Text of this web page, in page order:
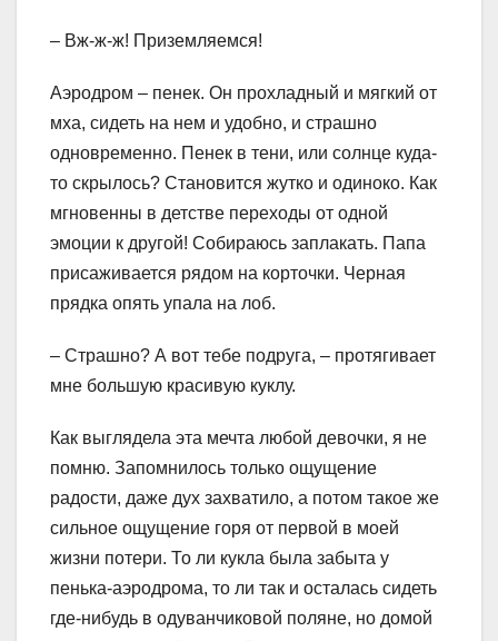
– Вж-ж-ж! Приземляемся!
Аэродром – пенек. Он прохладный и мягкий от
мха, сидеть на нем и удобно, и страшно
одновременно. Пенек в тени, или солнце куда-
то скрылось? Становится жутко и одиноко. Как
мгновенны в детстве переходы от одной
эмоции к другой! Собираюсь заплакать. Папа
присаживается рядом на корточки. Черная
прядка опять упала на лоб.
– Страшно? А вот тебе подруга, – протягивает
мне большую красивую куклу.
Как выглядела эта мечта любой девочки, я не
помню. Запомнилось только ощущение
радости, даже дух захватило, а потом такое же
сильное ощущение горя от первой в моей
жизни потери. То ли кукла была забыта у
пенька-аэродрома, то ли так и осталась сидеть
где-нибудь в одуванчиковой поляне, но домой